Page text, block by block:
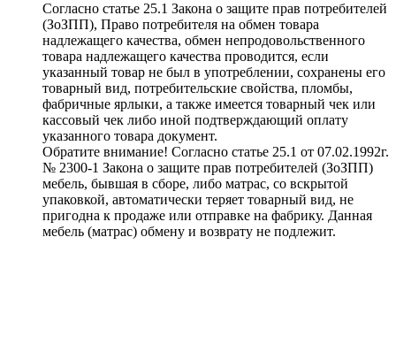
Согласно статье 25.1 Закона о защите прав потребителей
(ЗоЗПП), Право потребителя на обмен товара
надлежащего качества, обмен непродовольственного
товара надлежащего качества проводится, если
указанный товар не был в употреблении, сохранены его
товарный вид, потребительские свойства, пломбы,
фабричные ярлыки, а также имеется товарный чек или
кассовый чек либо иной подтверждающий оплату
указанного товара документ.
Обратите внимание! Согласно статье 25.1 от 07.02.1992г.
№ 2300-1 Закона о защите прав потребителей (ЗоЗПП)
мебель, бывшая в сборе, либо матрас, со вскрытой
упаковкой, автоматически теряет товарный вид, не
пригодна к продаже или отправке на фабрику. Данная
мебель (матрас) обмену и возврату не подлежит.